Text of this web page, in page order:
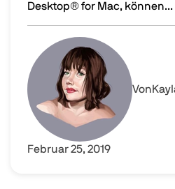
Desktop® for Mac, können...
So nutzt du Microsoft Project
Image
Von
Februar 25, 2019